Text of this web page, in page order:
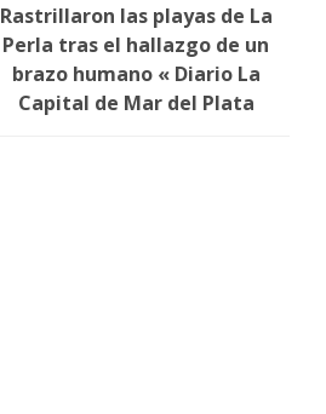
Rastrillaron las playas de La
Perla tras el hallazgo de un
brazo humano « Diario La
Capital de Mar del Plata